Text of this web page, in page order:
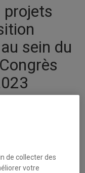
projets
sein du
membres du
à des activités
de collecter des
votre